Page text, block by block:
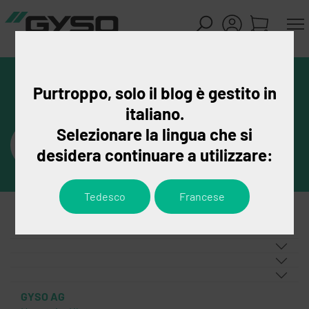
GYSO AG
Purtroppo, solo il blog è gestito in
italiano.
Selezionare la lingua che si
desidera continuare a utilizzare:
Tedesco Francese